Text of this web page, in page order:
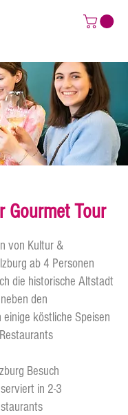
Gourmet Tour
von Kultur &
ab 4 Personen
die historische Altstadt
den
köstliche Speisen
Besuch
in 2-3